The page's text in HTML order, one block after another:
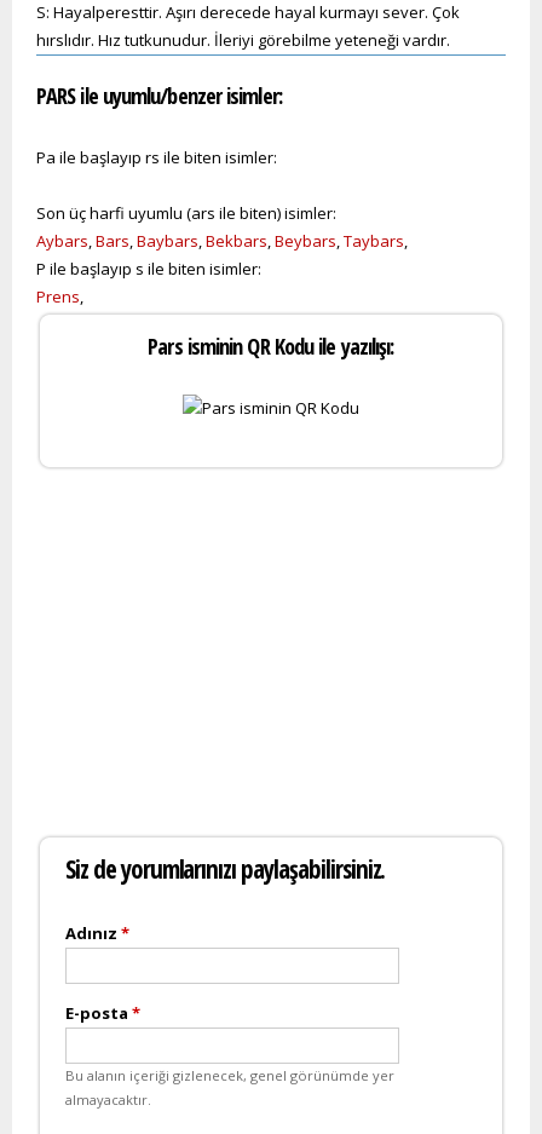
S: Hayalperesttir. Aşırı derecede hayal kurmayı sever. Çok
hırslıdır. Hız tutkunudur. İleriyi görebilme yeteneği vardır.
PARS ile uyumlu/benzer isimler:
Pa ile başlayıp rs ile biten isimler:
Son üç harfi uyumlu (ars ile biten) isimler:
Aybars,Bars,Baybars,Bekbars,Beybars,Taybars,
P ile başlayıp s ile biten isimler:
Prens,
Pars isminin QR Kodu ile yazılışı:
Siz de yorumlarınızı paylaşabilirsiniz.
Adınız *
E-posta *
Bu alanın içeriği gizlenecek, genel görünümde yer
almayacaktır.